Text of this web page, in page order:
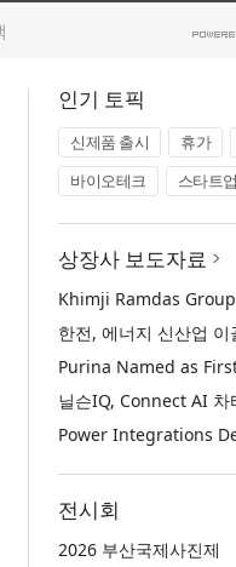
인기 토픽
신제품 출시 휴가
바이오테크
스타트업
상장사 보도자료
전시회
2026 부산국제사진제